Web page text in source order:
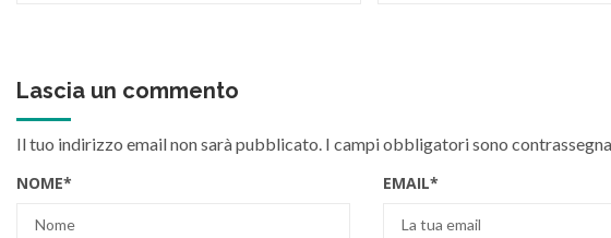
Lascia un commento
Il tuo indirizzo email non sarà pubblicato. I campi obbligatori sono
NOME* EMAIL*